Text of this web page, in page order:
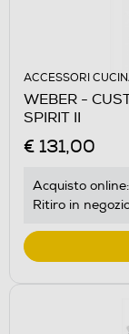
ACCESSORI
WEBER -
SPIRIT II
€ 131,00
Acquisto online:
Ritiro in